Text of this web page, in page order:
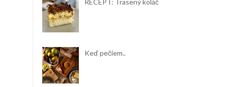
RECEPT: Trasený koláč
Keď pečiem..